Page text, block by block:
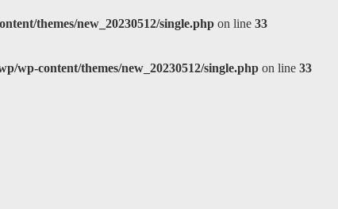
themes/new_20230512/single.php on line 33
wp-content/themes/new_20230512/single.php on line 33